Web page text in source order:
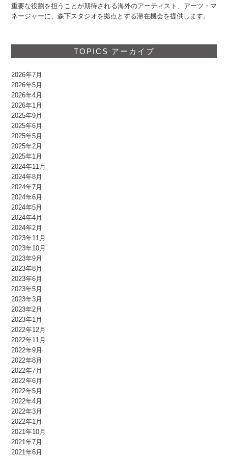
重要な役割を担うことが期待される海外のアーティスト、アーツ・マ
ネージャーに、森下スタジオを拠点とする滞在機会を提供します。
TOPICS アーカイブ
2026年7月
2026年5月
2026年4月
2026年1月
2025年9月
2025年6月
2025年5月
2025年2月
2025年1月
2024年11月
2024年8月
2024年7月
2024年6月
2024年5月
2024年4月
2024年2月
2023年11月
2023年10月
2023年9月
2023年8月
2023年6月
2023年5月
2023年3月
2023年2月
2023年1月
2022年12月
2022年11月
2022年9月
2022年8月
2022年7月
2022年6月
2022年5月
2022年4月
2022年3月
2022年1月
2021年10月
2021年7月
2021年6月